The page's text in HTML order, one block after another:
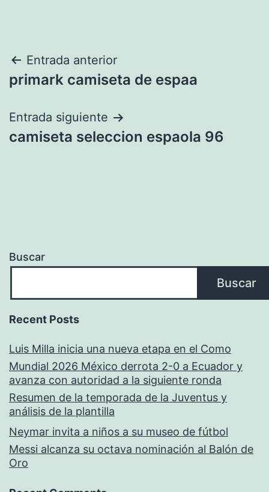
Navegación
de
entradas
Entrada anterior
primark camiseta de espaa
Entrada siguiente
camiseta seleccion espaola 96
Buscar
Buscar
Recent Posts
Luis Milla inicia una nueva etapa en el Como
Mundial 2026 México derrota 2-0 a Ecuador y
avanza con autoridad a la siguiente ronda
Resumen de la temporada de la Juventus y
análisis de la plantilla
Neymar invita a niños a su museo de fútbol
Messi alcanza su octava nominación al Balón de
Oro